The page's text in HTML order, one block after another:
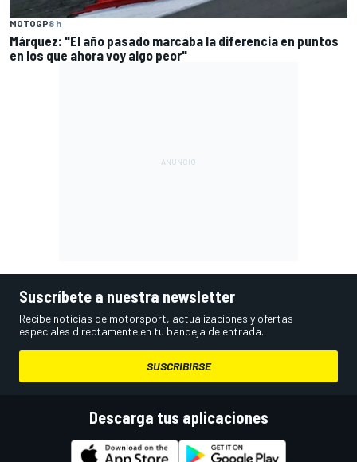
MOTOGP8 h
Márquez: "El año pasado marcaba la diferencia en puntos
en los que ahora voy algo peor"
Suscríbete a nuestra newsletter
Recibe noticias de motorsport, actualizaciones y ofertas
especiales directamente en tu bandeja de entrada.
SUSCRIBIRSE
Descarga tus aplicaciones